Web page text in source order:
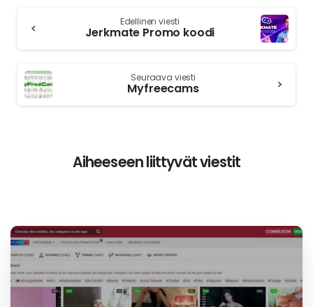
lukemista
Edellinen viesti
Jerkmate Promo koodi
Seuraava viesti
Myfreecams
Aiheeseen liittyvät viestit